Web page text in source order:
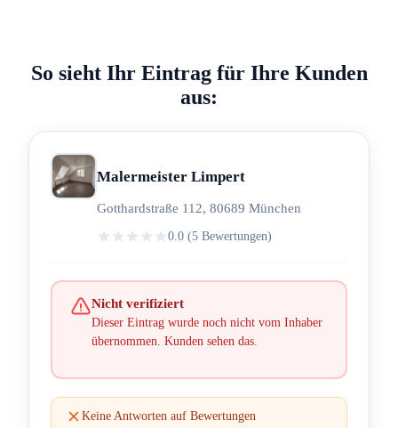
So sieht Ihr Eintrag für Ihre Kunden
aus:
Malermeister Limpert
Gotthardstraße 112, 80689 München
0.0 (5 Bewertungen)
Nicht verifiziert
Dieser Eintrag wurde noch nicht vom Inhaber
übernommen. Kunden sehen das.
Keine Antworten auf Bewertungen